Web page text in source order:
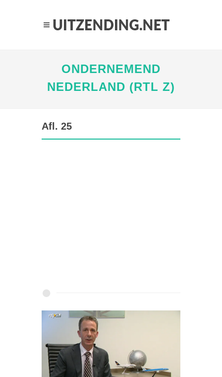
ONDERNEMEND
NEDERLAND (RTL Z)
Afl. 25